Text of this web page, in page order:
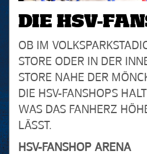
DIE HSV-
OB IM
STORE ODER IN DER
STORE NAHE DER
IE HSV-FANSHOPS
AS DAS FANHERZ
ÄSST.
HSV-FANSHOP ARENA